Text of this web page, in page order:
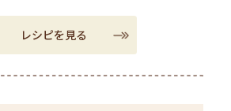
レシピを見る